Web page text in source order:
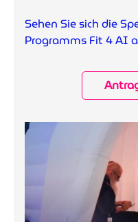
Sehen Sie sich die
Programms Fit 4 AI